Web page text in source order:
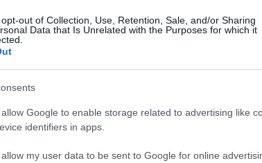
out of Collection, Use, Retention, Sale, and/or Sharing
Data that Is Unrelated with the Purposes for which it
Google to enable storage related to advertising like
identifiers in apps.
my user data to be sent to Google for online